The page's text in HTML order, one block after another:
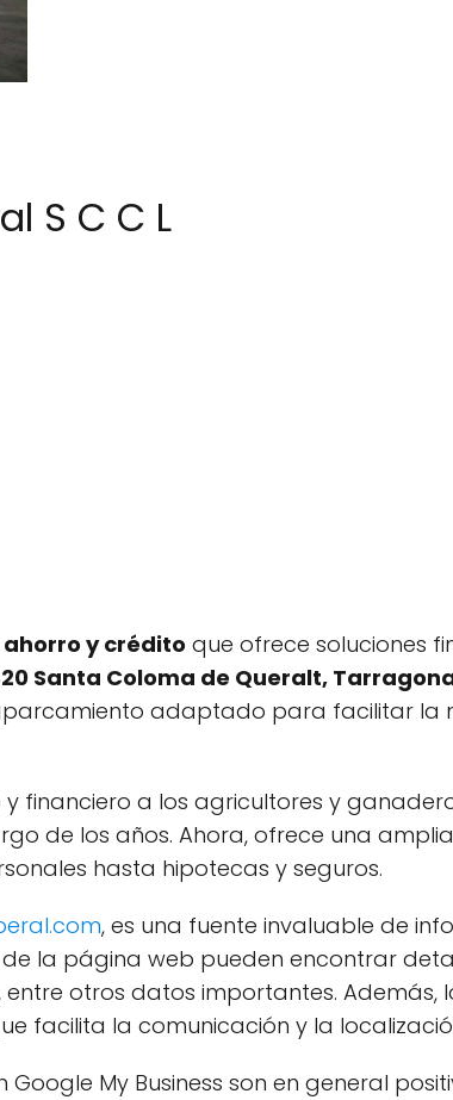
S C C L
y crédito que ofrece soluciones
Santa Coloma de Queralt,
adaptado para facilitar la
financiero a los agricultores y
de los años. Ahora, ofrece una
hasta hipotecas y seguros.
, es una fuente invaluable de
la página web pueden encontrar
otros datos importantes.
facilita la comunicación y la
Google My Business son en general